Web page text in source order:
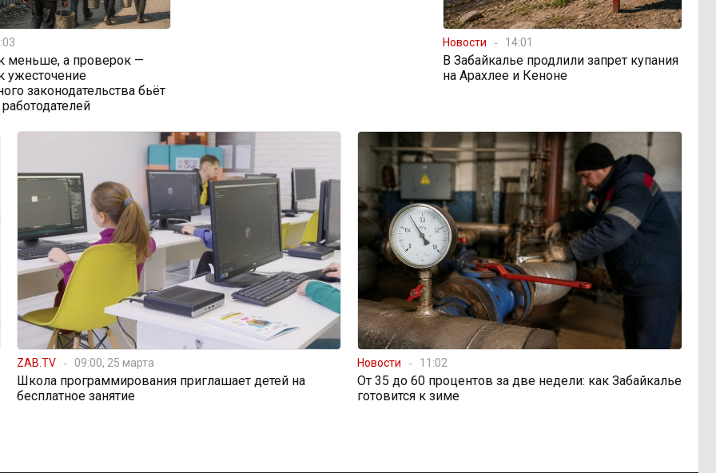
меньше, а проверок —
ужесточение
законодательства бьёт
Новости 14:01
В Забайкалье продлили запрет купания
на Арахлее и Кеноне
ZAB.TV 09:00, 25 марта
Школа программирования приглашает детей на
бесплатное занятие
Новости 11:02
От 35 до 60 процентов за две недели: как Забайкалье
готовится к зиме